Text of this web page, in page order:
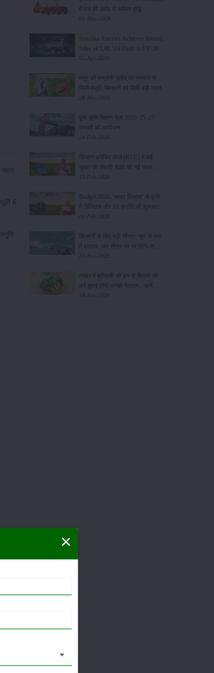
में
में दर्ज की 20% से अधिक वृद्धि
01-May-2026
Sonalika Tractors Achieves Record
Sales of 1,80,504 Units in FY’26
02-Apr-2026
मसूर की एमएसपी खरीद पर सरकार से
मिली मंजूरी: किसानों को मिली बड़ी राहत
28-Mar-2026
पूसा कृषि विज्ञान मेला 2026: 25–27
फरवरी को आयोजन
24-Feb-2026
किसान क्रेडिट कार्ड (KCC) में बड़े
सुधार की तैयारी: RBI की नई पहल से
किसानों को मिलेगा फायदा
13-Feb-2026
Budget 2026: ‘भारत विस्तार’ से कृषि
में डिजिटल और AI क्रांति की शुरुआत
01-Feb-2026
किसानों के लिए बड़ी सौगात: सूर्य योजना
में बदलाव, अब सोलर पंप पर 90% तक
सब्सिडी!
23-Nov-2025
नवंबर में ब्रोकली की इन दो किस्मो की
करें बुवाई होगी अच्छी पैदावार - जानें, पूरी
जानकारी
18-Nov-2025